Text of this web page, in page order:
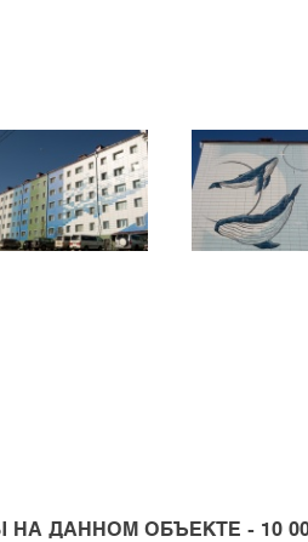
ДАННОМ ОБЪЕКТЕ - 10